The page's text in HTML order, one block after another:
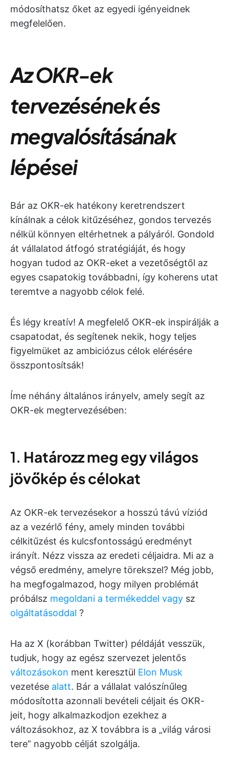
módosíthatsz őket az egyedi igényeidnek
megfelelően.
Az OKR-ek
tervezésének és
megvalósításának
lépései
Bár az OKR-ek hatékony keretrendszert
kínálnak a célok kitűzéséhez, gondos tervezés
nélkül könnyen eltérhetnek a pályáról. Gondold
át vállalatod átfogó stratégiáját, és hogy
hogyan tudod az OKR-eket a vezetőségtől az
egyes csapatokig továbbadni, így koherens utat
teremtve a nagyobb célok felé.
És légy kreatív! A megfelelő OKR-ek inspirálják a
csapatodat, és segítenek nekik, hogy teljes
figyelmüket az ambiciózus célok elérésére
összpontosítsák!
Íme néhány általános irányelv, amely segít az
OKR-ek megtervezésében:
1. Határozz meg egy világos
jövőkép és célokat
Az OKR-ek tervezésekor a hosszú távú víziód
az a vezérlő fény, amely minden további
célkitűzést és kulcsfontosságú eredményt
irányít. Nézz vissza az eredeti céljaidra. Mi az a
végső eredmény, amelyre törekszel? Még jobb,
ha megfogalmazod, hogy milyen problémát
próbálsz megoldani a termékeddel vagy sz
olgáltatásoddal ?
Ha az X (korábban Twitter) példáját vesszük,
tudjuk, hogy az egész szervezet jelentős
változásokon ment keresztül Elon Musk
vezetése alatt. Bár a vállalat valószínűleg
módosította azonnali bevételi céljait és OKR-
jeit, hogy alkalmazkodjon ezekhez a
változásokhoz, az X továbbra is a „világ városi
tere” nagyobb célját szolgálja.